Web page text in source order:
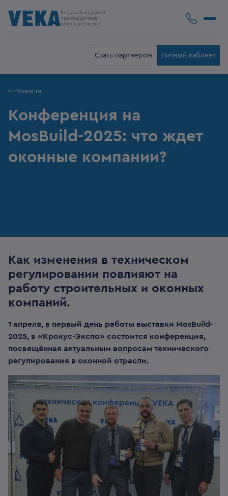
Ведущий мировой
производитель
оконных систем
Стать партнером Личный кабинет
Новости
Конференция на
MosBuild-2025: что ждет
оконные компании?
Как изменения в техническом
регулировании повлияют на
работу строительных и оконных
компаний.
1 апреля, в первый день работы выставки MosBuild-
2025, в «Крокус-Экспо» состоится конференция,
посвящённая актуальным вопросам технического
регулирования в оконной отрасли.